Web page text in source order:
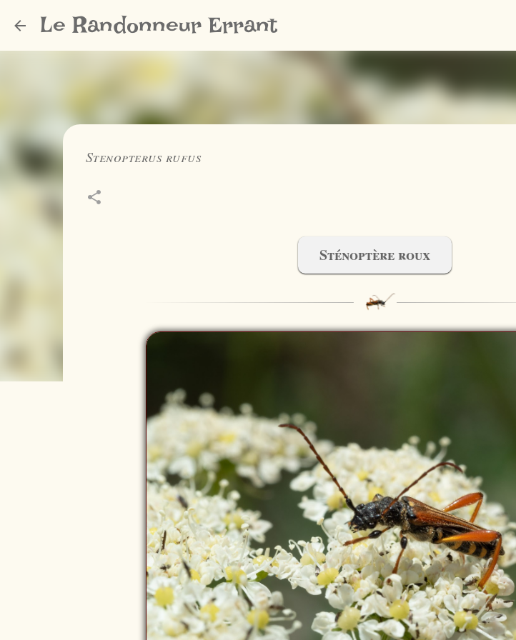
Le Randonneur Errant
Stenopterus rufus
Sténoptère roux